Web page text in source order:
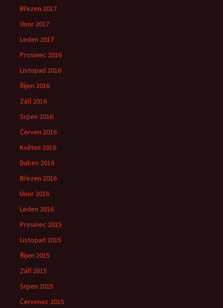
Březen 2017
Únor 2017
Leden 2017
Prosinec 2016
Listopad 2016
Říjen 2016
Září 2016
Srpen 2016
Červen 2016
Květen 2016
Duben 2016
Březen 2016
Únor 2016
Leden 2016
Prosinec 2015
Listopad 2015
Říjen 2015
Září 2015
Srpen 2015
Červenec 2015